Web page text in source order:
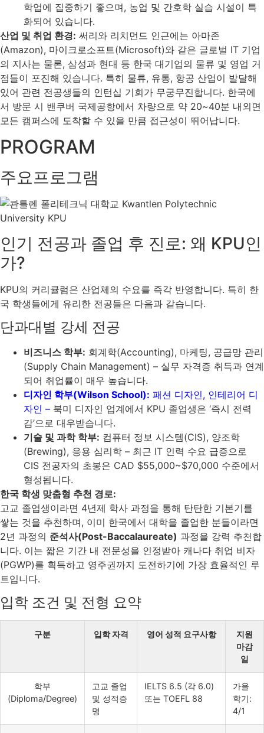
학업에 집중하기 좋으며, 농업 및 간호학 실습 시설이 특
화되어 있습니다.
산업 및 취업 환경: 써리와 리치먼드 인근에는 아마존
(Amazon), 마이크로소프트(Microsoft)와 같은 글로벌 IT 기업
의 지사는 물론, 삼성과 현대 등 한국 대기업의 물류 및 영업 거
점들이 포진해 있습니다. 특히 물류, 유통, 항공 산업이 발달해
있어 관련 전공생들의 인턴십 기회가 무궁무진합니다. 한국에
서 방문 시 밴쿠버 국제공항에서 차량으로 약 20~40분 내외면
모든 캠퍼스에 도착할 수 있을 만큼 접근성이 뛰어납니다.
PROGRAM
주요프로그램
인기 전공과 졸업 후 진로: 왜 KPU인
가?
KPU의 커리큘럼은 산업체의 수요를 즉각 반영합니다. 특히 한
국 학생들에게 유리한 전공들은 다음과 같습니다.
단과대별 강세 전공
비즈니스 학부: 회계학(Accounting), 마케팅, 공급망 관리
(Supply Chain Management) – 실무 자격증 취득과 연계
되어 취업률이 매우 높습니다.
디자인 학부(Wilson School): 패션 디자인, 인테리어 디
자인 – 북미 디자인 업계에서 KPU 졸업생은 ‘즉시 전력
감’으로 대우받습니다.
기술 및 과학 학부: 컴퓨터 정보 시스템(CIS), 양조학
(Brewing), 응용 심리학 – 최근 IT 인력 수요 급증으로
CIS 전공자의 초봉은 CAD $55,000~$70,000 수준에서
형성됩니다.
한국 학생 맞춤형 추천 경로:
고교 졸업생이라면 4년제 학사 과정을 통해 탄탄한 기본기를
쌓는 것을 추천하며, 이미 한국에서 대학을 졸업한 분들이라면
2년 과정의 준석사(Post-Baccalaureate) 과정을 강력 추천합
니다. 이는 짧은 기간 내 전문성을 인정받아 캐나다 취업 비자
(PGWP)를 획득하고 영주권까지 도전하기에 가장 효율적인 루
트입니다.
입학 조건 및 전형 요약
구분 입학 자격 영어 성적 요구사항
지원
마감
일
학부
(Diploma/Degree)
고교 졸업
및 성적증
명
IELTS 6.5 (각 6.0)
또는 TOEFL 88
가을
학기:
4/1